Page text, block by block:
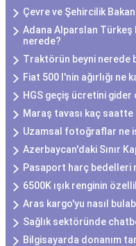
Çevre ve Şehircilik
Adana Alparslan Türkeş
nerede?
Traktörün beyni nerede
Fiat 500 l'nin ağırlığı ne
HGS geçiş ücretini gider
Maraş tavası kaç saatte
Uzamsal fotoğraflar ne
Azerbaycan'daki Sınır
Pasaport harç bedelleri
6500K ışık renginin
Aras kargo'yu nasıl
Sağlık sektöründe
Bilgisayarda donanım